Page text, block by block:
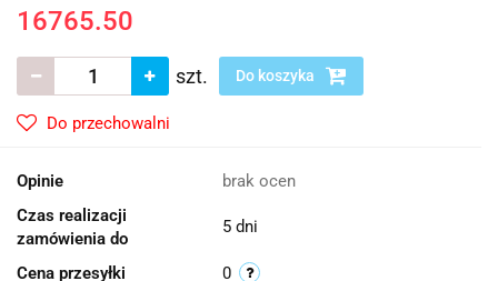
16765.50
szt. Do koszyka
Do przechowalni
Opinie
brak ocen
Czas realizacji
zamówienia do
5 dni
Cena przesyłki 0